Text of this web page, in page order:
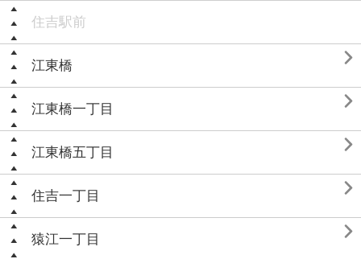
住吉駅前
江東橋 
江東橋一丁目 
江東橋五丁目 
住吉一丁目 
猿江一丁目 